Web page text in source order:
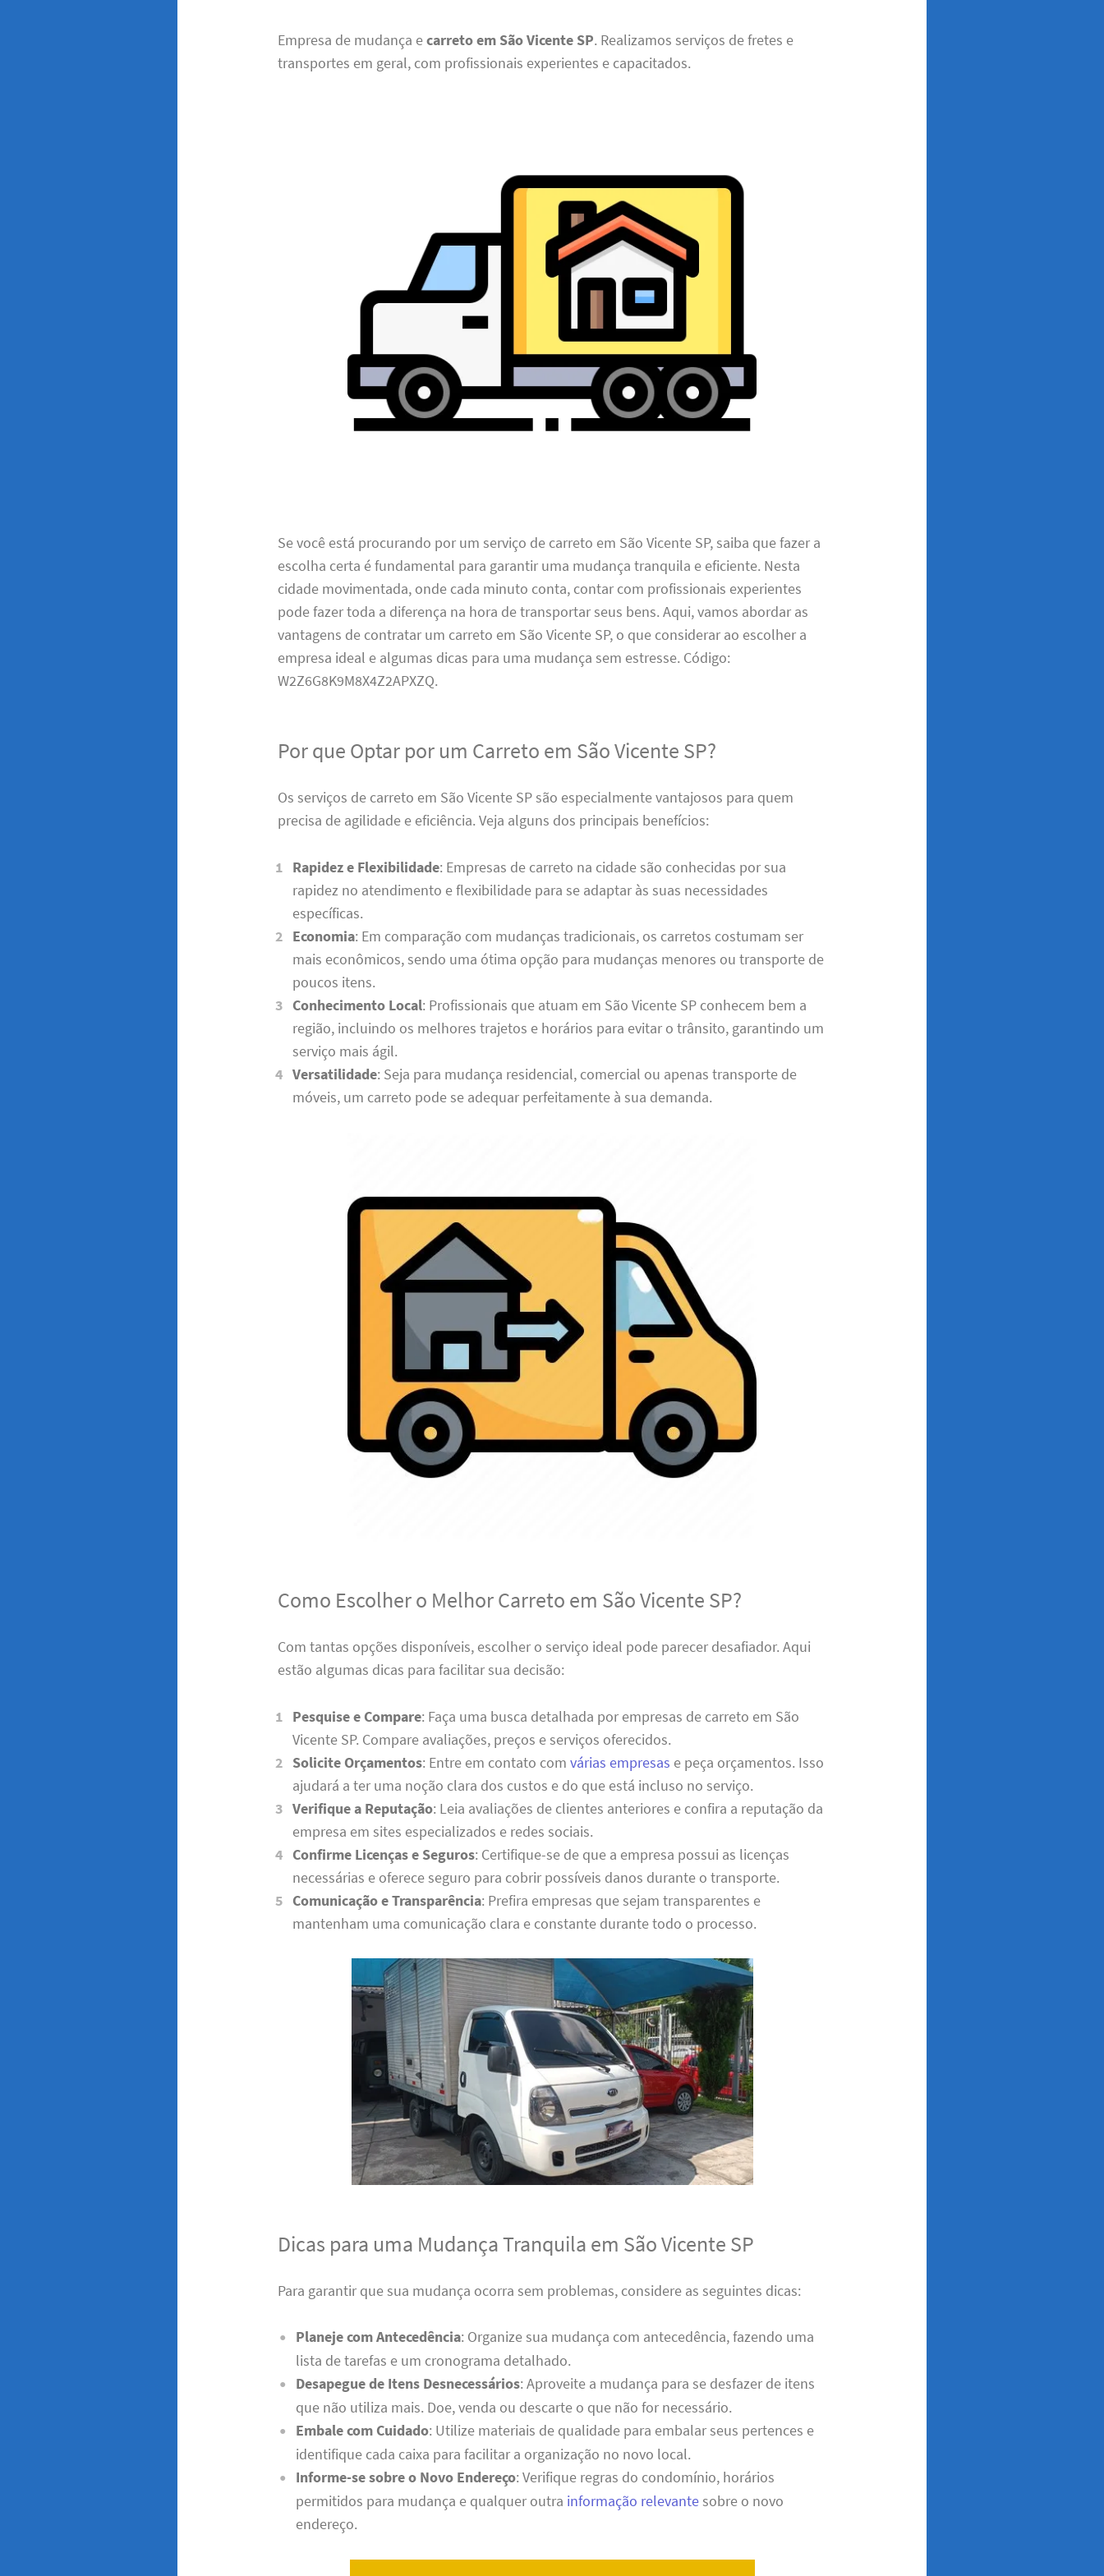
Empresa de mudança ecarreto em São Vicente SP. Realizamos serviços de fretes e
transportes em geral, com profissionais experientes e capacitados.
Se você está procurando por um serviço de carreto em São Vicente SP, saiba que fazer a
escolha certa é fundamental para garantir uma mudança tranquila e eficiente. Nesta
cidade movimentada, onde cada minuto conta, contar com profissionais experientes
pode fazer toda a diferença na hora de transportar seus bens. Aqui, vamos abordar as
vantagens de contratar um carreto em São Vicente SP, o que considerar ao escolher a
empresa ideal e algumas dicas para uma mudança sem estresse. Código:
W2Z6G8K9M8X4Z2APXZQ.
Por que Optar por um Carreto em São Vicente SP?
Os serviços de carreto em São Vicente SP são especialmente vantajosos para quem
precisa de agilidade e eficiência. Veja alguns dos principais benefícios:
Rapidez e Flexibilidade: Empresas de carreto na cidade são conhecidas por sua
rapidez no atendimento e flexibilidade para se adaptar às suas necessidades
específicas.
Economia: Em comparação com mudanças tradicionais, os carretos costumam ser
mais econômicos, sendo uma ótima opção para mudanças menores ou transporte de
poucos itens.
Conhecimento Local: Profissionais que atuam em São Vicente SP conhecem bem a
região, incluindo os melhores trajetos e horários para evitar o trânsito, garantindo um
serviço mais ágil.
Versatilidade: Seja para mudança residencial, comercial ou apenas transporte de
móveis, um carreto pode se adequar perfeitamente à sua demanda.
Como Escolher o Melhor Carreto em São Vicente SP?
Com tantas opções disponíveis, escolher o serviço ideal pode parecer desafiador. Aqui
estão algumas dicas para facilitar sua decisão:
Pesquise e Compare: Faça uma busca detalhada por empresas de carreto em São
Vicente SP. Compare avaliações, preços e serviços oferecidos.
Solicite Orçamentos: Entre em contato com várias empresas e peça orçamentos. Isso
ajudará a ter uma noção clara dos custos e do que está incluso no serviço.
Verifique a Reputação: Leia avaliações de clientes anteriores e confira a reputação da
empresa em sites especializados e redes sociais.
Confirme Licenças e Seguros: Certifique-se de que a empresa possui as licenças
necessárias e oferece seguro para cobrir possíveis danos durante o transporte.
Comunicação e Transparência: Prefira empresas que sejam transparentes e
mantenham uma comunicação clara e constante durante todo o processo.
Dicas para uma Mudança Tranquila em São Vicente SP
Para garantir que sua mudança ocorra sem problemas, considere as seguintes dicas:
Planeje com Antecedência: Organize sua mudança com antecedência, fazendo uma
lista de tarefas e um cronograma detalhado.
Desapegue de Itens Desnecessários: Aproveite a mudança para se desfazer de itens
que não utiliza mais. Doe, venda ou descarte o que não for necessário.
Embale com Cuidado: Utilize materiais de qualidade para embalar seus pertences e
identifique cada caixa para facilitar a organização no novo local.
Informe-se sobre o Novo Endereço: Verifique regras do condomínio, horários
permitidos para mudança e qualquer outra informação relevantesobre o novo
endereço.